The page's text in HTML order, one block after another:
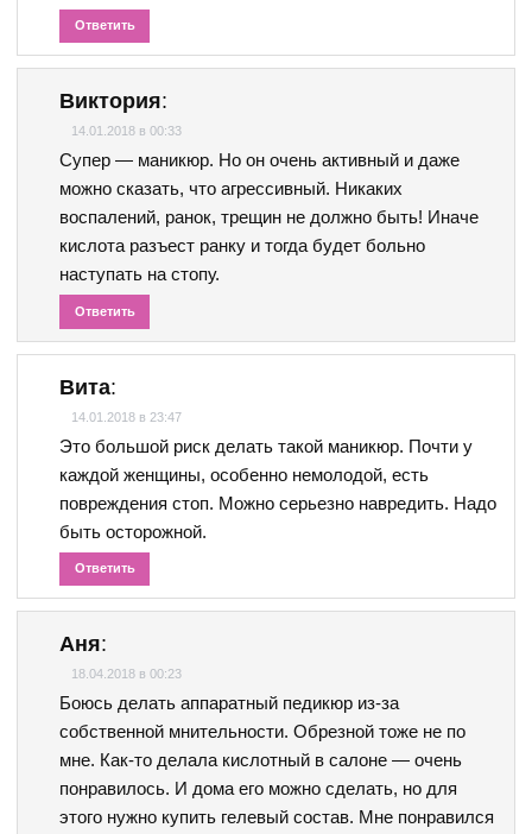
Ответить
Виктория:
14.01.2018 в 00:33
Супер — маникюр. Но он очень активный и даже
можно сказать, что агрессивный. Никаких
воспалений, ранок, трещин не должно быть! Иначе
кислота разъест ранку и тогда будет больно
наступать на стопу.
Ответить
Вита:
14.01.2018 в 23:47
Это большой риск делать такой маникюр. Почти у
каждой женщины, особенно немолодой, есть
повреждения стоп. Можно серьезно навредить. Надо
быть осторожной.
Ответить
Аня:
18.04.2018 в 00:23
Боюсь делать аппаратный педикюр из-за
собственной мнительности. Обрезной тоже не по
мне. Как-то делала кислотный в салоне — очень
понравилось. И дома его можно сделать, но для
этого нужно купить гелевый состав. Мне понравился